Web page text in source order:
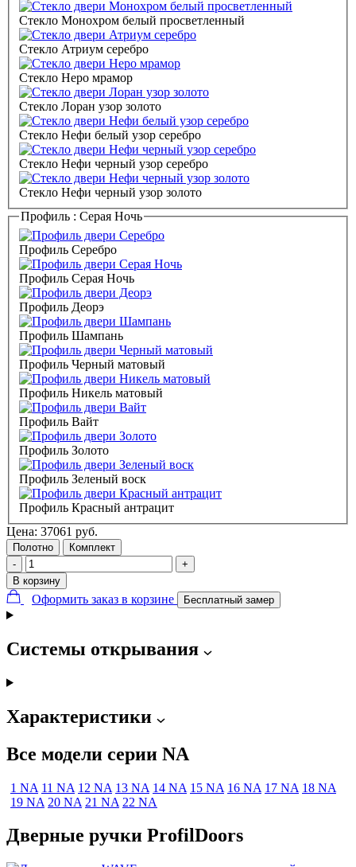
Стекло Монохром белый просветленный
Стекло Атриум серебро
Стекло Неро мрамор
Стекло Лоран узор золото
Стекло Нефи белый узор серебро
Стекло Нефи черный узор серебро
Стекло Нефи черный узор золото
Профиль : Серая Ночь
Профиль Серебро
Профиль Серая Ночь
Профиль Деорэ
Профиль Шампань
Профиль Черный матовый
Профиль Никель матовый
Профиль Вайт
Профиль Золото
Профиль Зеленый воск
Профиль Красный антрацит
Цена: 37061 руб.
Полотно
Комплект
-
+
В корзину
Оформить заказ в корзине Бесплатный замер
Системы открывания
Характеристики
Все модели серии NA
1 NA 11 NA 12 NA 13 NA 14 NA 15 NA 16 NA 17 NA 18 NA
19 NA 20 NA 21 NA 22 NA
Дверные ручки ProfilDoors